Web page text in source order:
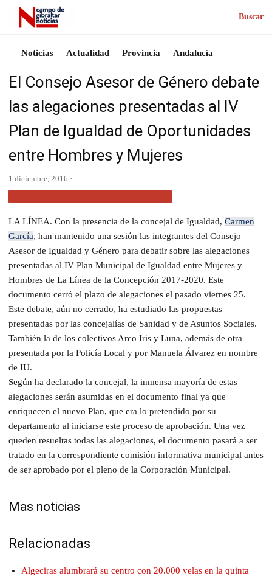
Buscar
Noticias Actualidad Provincia Andalucía
El Consejo Asesor de Género debate
las alegaciones presentadas al IV
Plan de Igualdad de Oportunidades
entre Hombres y Mujeres
1 diciembre, 2016 ·
LA LÍNEA. ​Con la presencia de la concejal de Igualdad, Carmen
García, han mantenido una sesión las integrantes del Consejo
Asesor de Igualdad y Género para debatir sobre las alegaciones
presentadas al IV Plan Municipal de Igualdad entre Mujeres y
Hombres de La Línea de la Concepción 2017-2020. Este
documento cerró el plazo de alegaciones el pasado viernes 25.
​Este debate, aún no cerrado, ha estudiado las propuestas
presentadas por las concejalías de Sanidad y de Asuntos Sociales.
También la de los colectivos Arco Iris y Luna, además de otra
presentada por la Policía Local y por Manuela Álvarez en nombre
de IU.
​Según ha declarado la concejal, la inmensa mayoría de estas
alegaciones serán asumidas en el documento final ya que
enriquecen el nuevo Plan, que era lo pretendido por su
departamento al iniciarse este proceso de aprobación. Una vez
queden resueltas todas las alegaciones, el documento pasará a ser
tratado en la correspondiente comisión informativa municipal antes
de ser aprobado por el pleno de la Corporación Municipal.
Mas noticias
Relacionadas
Algeciras alumbrará su centro con 20.000 velas en la quinta